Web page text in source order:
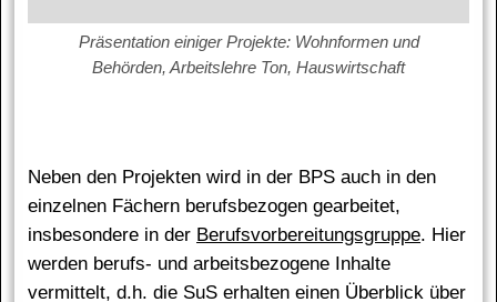
Präsentation einiger Projekte: Wohnformen und
Behörden, Arbeitslehre Ton, Hauswirtschaft
Neben den Projekten wird in der BPS auch in den
einzelnen Fächern berufsbezogen gearbeitet,
insbesondere in der Berufsvorbereitungsgruppe. Hier
werden berufs- und arbeitsbezogene Inhalte
vermittelt, d.h. die SuS erhalten einen Überblick über